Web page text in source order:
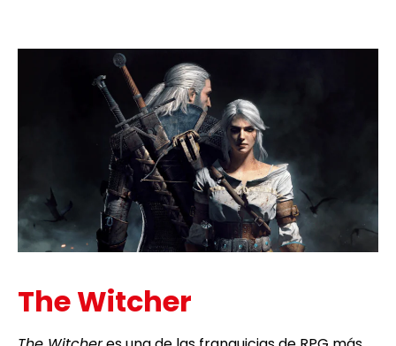
The Witcher